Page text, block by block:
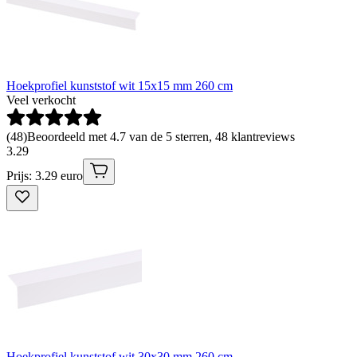
Hoekprofiel kunststof wit 15x15 mm 260 cm
Veel verkocht
(48)Beoordeeld met 4.7 van de 5 sterren, 48 klantreviews
3.29
Prijs: 3.29 euro